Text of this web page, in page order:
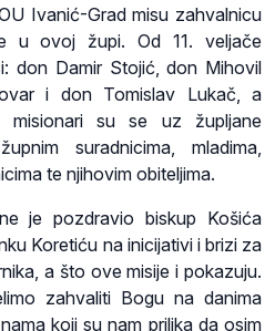
Ivanić-Grad misu zahvalnicu
u ovoj župi. Od 11. veljače
don Damir Stojić, don Mihovil
i don Tomislav Lukač, a
misionari su se uz župljane
suradnicima, mladima,
te njihovim obiteljima.
je pozdravio biskup Košića
Koretiću na inicijativi i brizi za
a što ove misije i pokazuju.
zahvaliti Bogu na danima
koji su nam prilika da osim